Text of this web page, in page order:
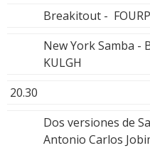
Breakitout -
New York Samba -
KULGH
20.30
Dos versiones de
Antonio Carlos